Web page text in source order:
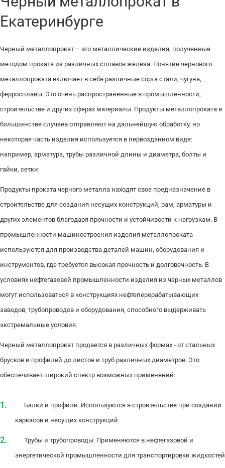
Екатеринбурге
Черный металлопрокат – это металлические изделия, полученные
методом проката из различных сплавов железа. Понятие чернового
металлопроката включает в себя различные сорта стали, чугуна,
ферросплавы. Это очень распространенные в промышленности,
строительстве и других сферах материалы. Продукты металлопроката в
большинстве случаев отправляют на дальнейшую обработку, но
некоторая часть изделия используется в первозданном виде:
например, арматура, трубы различной длины и диаметра, болты и
гайки, сетки.
Продукты проката черного металла находят свое предназначение в
строительстве для создания несущих конструкций, рам, арматуры и
других элементов благодаря прочности и устойчивости к нагрузкам. В
промышленности машиностроения изделия металлопроката
используются для производства деталей машин, оборудования и
инструментов, где требуется высокая прочность и долговечность. В
условиях нефтегазовой промышленности изделия из черных металлов
могут использоваться в конструкциях нефтеперерабатывающих
заводов, трубопроводов и оборудования, способного выдерживать
экстремальные условия.
Черный металлопрокат продается в различных формах - от стальных
брусков и профилей до листов и труб различных диаметров. Это
обеспечивает широкий спектр возможных применений:
Балки и профили. Используются в строительстве при создании
каркасов и несущих конструкций.
Трубы и трубопроводы. Применяются в нефтегазовой и
энергетической промышленности для транспортировки жидкостей